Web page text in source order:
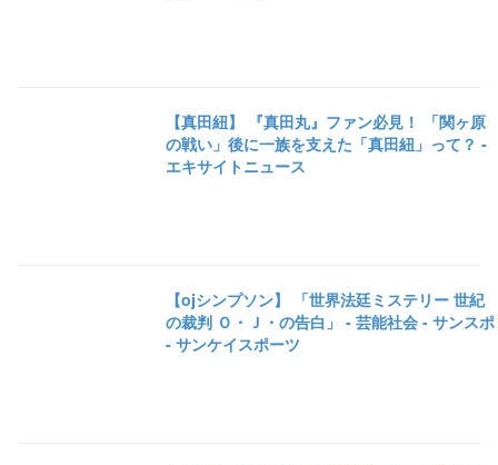
【真田紐】 『真田丸』ファン必見！ 「関ヶ原
の戦い」後に一族を支えた「真田紐」って？ -
エキサイトニュース
【ojシンプソン】 「世界法廷ミステリー 世紀
の裁判 Ｏ・Ｊ・の告白」 - 芸能社会 - サンスポ
- サンケイスポーツ